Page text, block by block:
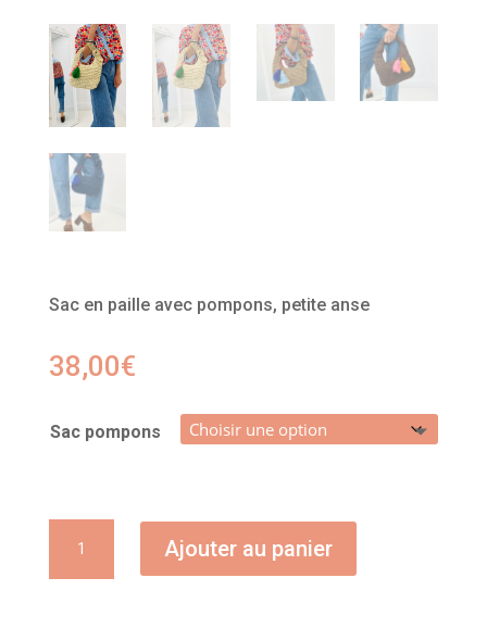
Sac en paille avec pompons, petite anse
38,00€
Sac pompons
Ajouter au panier